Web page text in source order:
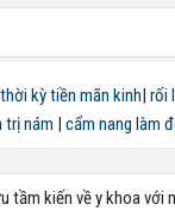
thời kỳ tiền mãn kinh| rối
trị nám | cẩm nang làm
tầm kiến về y khoa với